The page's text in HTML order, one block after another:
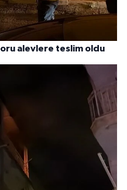
alevlere teslim oldu